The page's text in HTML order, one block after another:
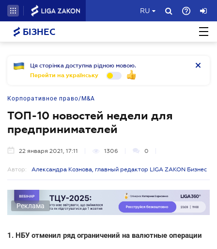
RU
БІЗНЕС
Ця сторінка доступна рідною мовою.
Перейти на українську
Корпоративное право/M&A
ТОП-10 новостей недели для
предпринимателей
22 января 2021, 17:11 1306 0
Автор: Александра Кознова, главный редактор LIGA ZAKON Бизнес
Реклама
1. НБУ отменил ряд ограничений на валютные операции